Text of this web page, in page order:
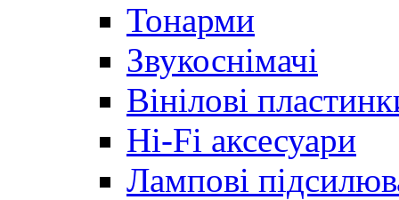
Тонарми
Звукоснімачі
Вінілові
Hi-Fi аксесуари
Лампові